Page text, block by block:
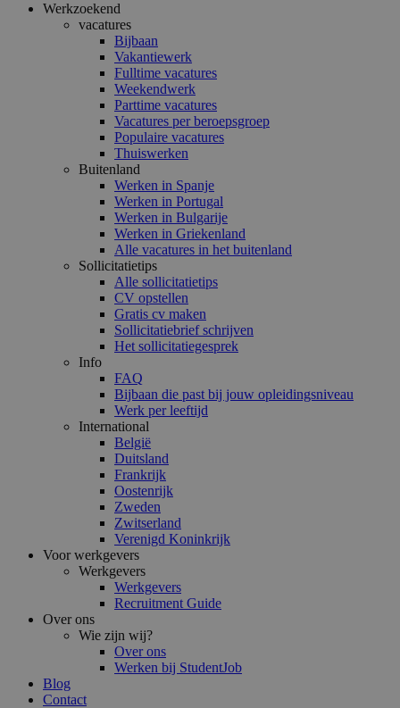
Werkzoekend
vacatures
Bijbaan
Vakantiewerk
Fulltime vacatures
Weekendwerk
Parttime vacatures
Vacatures per beroepsgroep
Populaire vacatures
Thuiswerken
Buitenland
Werken in Spanje
Werken in Portugal
Werken in Bulgarije
Werken in Griekenland
Alle vacatures in het buitenland
Sollicitatietips
Alle sollicitatietips
CV opstellen
Gratis cv maken
Sollicitatiebrief schrijven
Het sollicitatiegesprek
Info
FAQ
Bijbaan die past bij jouw opleidingsniveau
Werk per leeftijd
International
België
Duitsland
Frankrijk
Oostenrijk
Zweden
Zwitserland
Verenigd Koninkrijk
Voor werkgevers
Werkgevers
Werkgevers
Recruitment Guide
Over ons
Wie zijn wij?
Over ons
Werken bij StudentJob
Blog
Contact